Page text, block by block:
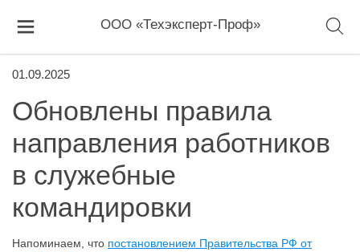
ООО «Техэксперт-Проф»
01.09.2025
Обновлены правила
направления работников
в служебные
командировки
Напоминаем, что постановлением Правительства РФ от